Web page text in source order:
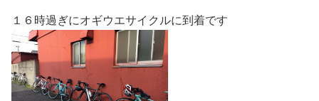
１６時過ぎにオギウエサイクルに到着です